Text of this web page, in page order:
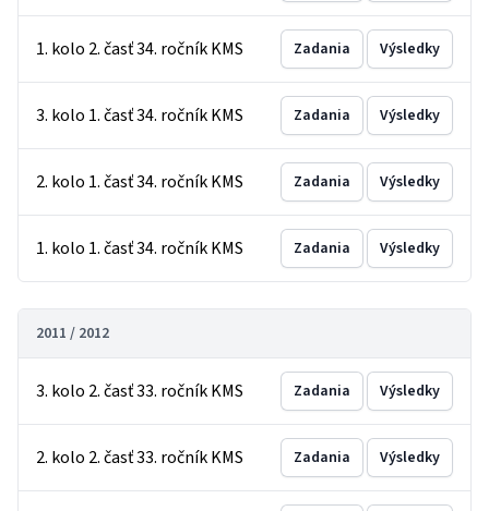
1. kolo 2. časť 34. ročník KMS Zadania Výsledky
3. kolo 1. časť 34. ročník KMS Zadania Výsledky
2. kolo 1. časť 34. ročník KMS Zadania Výsledky
1. kolo 1. časť 34. ročník KMS Zadania Výsledky
2011 / 2012
3. kolo 2. časť 33. ročník KMS Zadania Výsledky
2. kolo 2. časť 33. ročník KMS Zadania Výsledky